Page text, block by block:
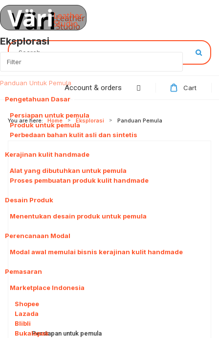
Eksplorasi
Panduan Untuk Pemula
Pengetahuan Dasar
Persiapan untuk pemula
Produk untuk pemula
Perbedaan bahan kulit asli dan sintetis
Kerajinan kulit handmade
Alat yang dibutuhkan untuk pemula
Proses pembuatan produk kulit handmade
Desain Produk
Menentukan desain produk untuk pemula
Perencanaan Modal
Modal awal memulai bisnis kerajinan kulit handmade
Pemasaran
Marketplace Indonesia
Shopee
Lazada
Blibli
Bukalapak
Search...
Account & orders Cart
You are here: Home Eksplorasi Panduan Pemula
Persiapan untuk pemula